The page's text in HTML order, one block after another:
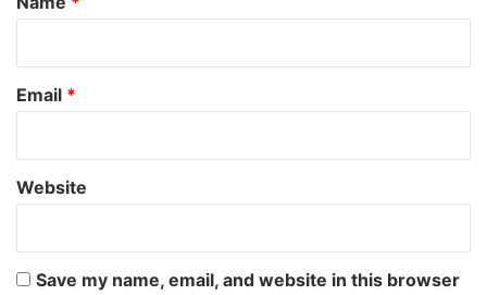
Email *
Website
Save my name, email, and website in this browser